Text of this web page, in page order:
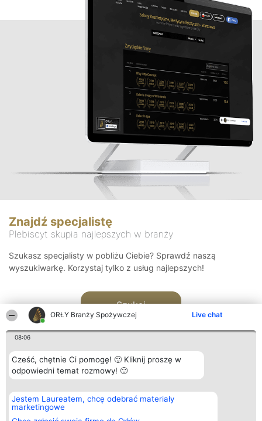
ORŁY Branży Spożywczej Live chat
08:06
Cześć, chętnie Ci pomogę! 🙂 Kliknij proszę w
odpowiedni temat rozmowy! 🙂
Jestem Laureatem, chcę odebrać materiały
marketingowe
Znajdź specjalistę
Plebiscyt skupia najlepszych w branży
Szukasz specjalisty w pobliżu Ciebie? Sprawdź naszą
wyszukiwarkę. Korzystaj tylko z usług najlepszych!
Szukaj
Organizator plebiscytu
Bright Side Solutions sp. z o.
o. sp. k.
ul. Ruska 22
Plebiscyt
Laureaci
wszystkich
Kontakt
Kontakt